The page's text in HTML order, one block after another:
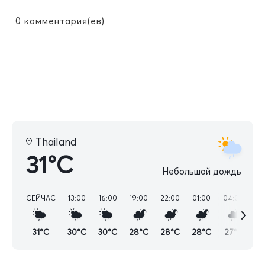
0 комментария(ев)
Thailand
31°C Небольшой дождь
СЕЙЧАС
31°C
13:00
30°C
16:00
30°C
19:00
28°C
22:00
28°C
01:00
28°C
04:00
27°C